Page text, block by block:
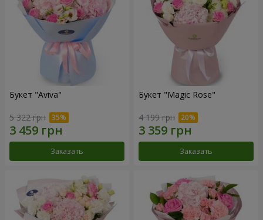
Букет "Aviva"
5 322 грн
Заказать
Букет "Magic Rose"
4 199 грн
Заказать